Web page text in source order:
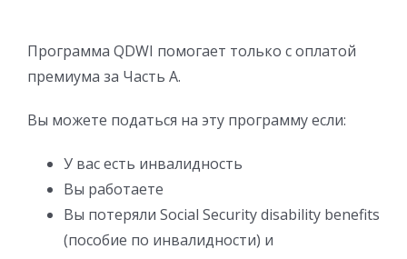
Программа QDWI помогает только с оплатой
премиума за Часть А.
Вы можете податься на эту программу если:
У вас есть инвалидность
Вы работаете
Вы потеряли Social Security disability benefits
(пособие по инвалидности) и